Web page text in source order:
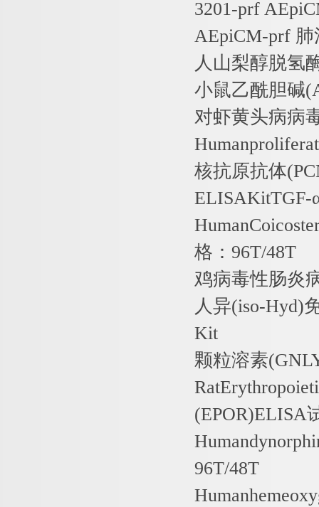
3201-prf
AEpiCM-prf
人山梨醇脱氢
小鼠乙酰胆碱
对虾黄头病病
核抗原抗体
ELISAKitTGF-
格： 96T/48T
鸡病毒性肠炎
人异(iso-Hyd)
Kit
颗粒溶素
(EPOR)ELISA
96T/48T